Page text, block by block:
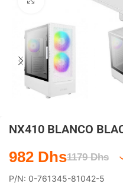
NX410 BLANCO
1179Dhs
982 Dhs
P/N: 0-761345-81042-5